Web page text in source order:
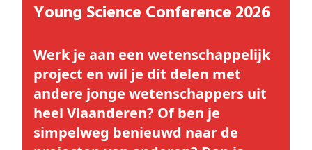
Young Science Conference 2026
Werk je aan een wetenschappelijk
project en wil je dit delen met
andere jonge wetenschappers uit
heel Vlaanderen? Of ben je
simpelweg benieuwd naar de